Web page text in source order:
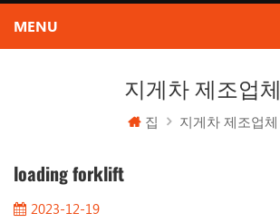
지게차 제조업체
집 지게차 제조업체
loading forklift
2023-12-19